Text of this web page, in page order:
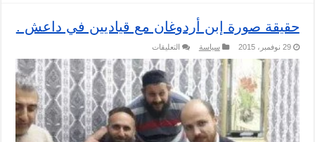
حقيقة صورة إبن أردوغان مع قياديين في داعش .
29 نوفمبر، 2015 سياسة التعليقات
صورة
إبن
أردوغان
مع
قياديين
في
داعش
.
مغلقة